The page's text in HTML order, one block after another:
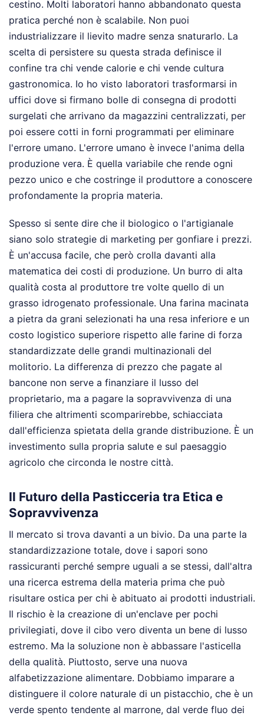
cestino. Molti laboratori hanno abbandonato questa
pratica perché non è scalabile. Non puoi
industrializzare il lievito madre senza snaturarlo. La
scelta di persistere su questa strada definisce il
confine tra chi vende calorie e chi vende cultura
gastronomica. Io ho visto laboratori trasformarsi in
uffici dove si firmano bolle di consegna di prodotti
surgelati che arrivano da magazzini centralizzati, per
poi essere cotti in forni programmati per eliminare
l'errore umano. L'errore umano è invece l'anima della
produzione vera. È quella variabile che rende ogni
pezzo unico e che costringe il produttore a conoscere
profondamente la propria materia.
Spesso si sente dire che il biologico o l'artigianale
siano solo strategie di marketing per gonfiare i prezzi.
È un'accusa facile, che però crolla davanti alla
matematica dei costi di produzione. Un burro di alta
qualità costa al produttore tre volte quello di un
grasso idrogenato professionale. Una farina macinata
a pietra da grani selezionati ha una resa inferiore e un
costo logistico superiore rispetto alle farine di forza
standardizzate delle grandi multinazionali del
molitorio. La differenza di prezzo che pagate al
bancone non serve a finanziare il lusso del
proprietario, ma a pagare la sopravvivenza di una
filiera che altrimenti scomparirebbe, schiacciata
dall'efficienza spietata della grande distribuzione. È un
investimento sulla propria salute e sul paesaggio
agricolo che circonda le nostre città.
Il Futuro della Pasticceria tra Etica e
Sopravvivenza
Il mercato si trova davanti a un bivio. Da una parte la
standardizzazione totale, dove i sapori sono
rassicuranti perché sempre uguali a se stessi, dall'altra
una ricerca estrema della materia prima che può
risultare ostica per chi è abituato ai prodotti industriali.
Il rischio è la creazione di un'enclave per pochi
privilegiati, dove il cibo vero diventa un bene di lusso
estremo. Ma la soluzione non è abbassare l'asticella
della qualità. Piuttosto, serve una nuova
alfabetizzazione alimentare. Dobbiamo imparare a
distinguere il colore naturale di un pistacchio, che è un
verde spento tendente al marrone, dal verde fluo dei